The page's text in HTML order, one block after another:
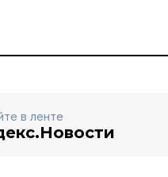
в ленте